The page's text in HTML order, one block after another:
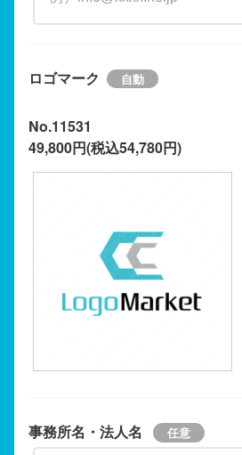
ロゴマーク
No.11531
49,800円(税込54,780円)
事務所名・法人名